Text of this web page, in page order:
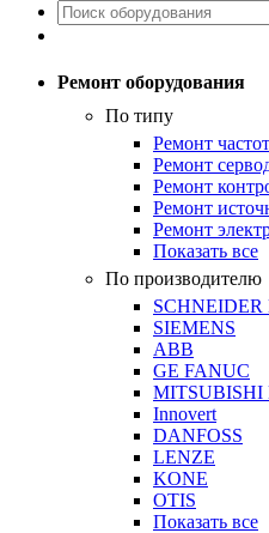
Ремонт оборудования
По типу
Ремонт
Ремонт
Ремонт
Ремонт
Ремонт
Показать все
По производителю
SCHNEIDER
SIEMENS
ABB
GE FANUC
MITSUBISHI
Innovert
DANFOSS
LENZE
KONE
OTIS
Показать все